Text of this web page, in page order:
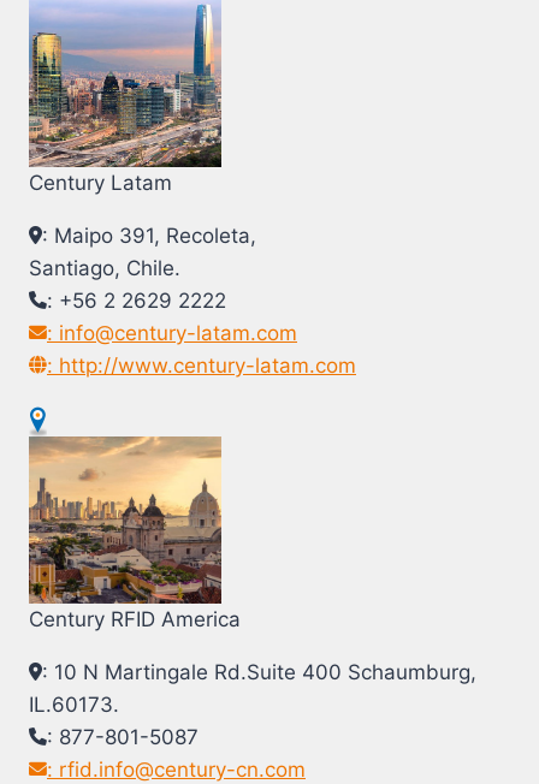
Century Latam
: Maipo 391, Recoleta,
Santiago, Chile.
: +56 2 2629 2222
: info@century-latam.com
: http://www.century-latam.com
Century RFID America
: 10 N Martingale Rd.Suite 400 Schaumburg,
IL.60173.
: 877-801-5087
: rfid.info@century-cn.com